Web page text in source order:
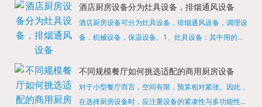
酒店厨房设备分为灶具设备，排烟通风设备
酒店厨房设备可分为灶具设备，排烟通风设备，调理设
备，机械设备，保温设备。1、灶具设备：其中用的较
缺少的，经过相关检测证明的合格设备才能进行使用，
不同规模餐厅如何挑选适配的商用厨房设备
对于小型餐厅而言，空间有限，预算相对紧张。因此，
在选择厨房设备时，应注重设备的紧凑性与多功能性。